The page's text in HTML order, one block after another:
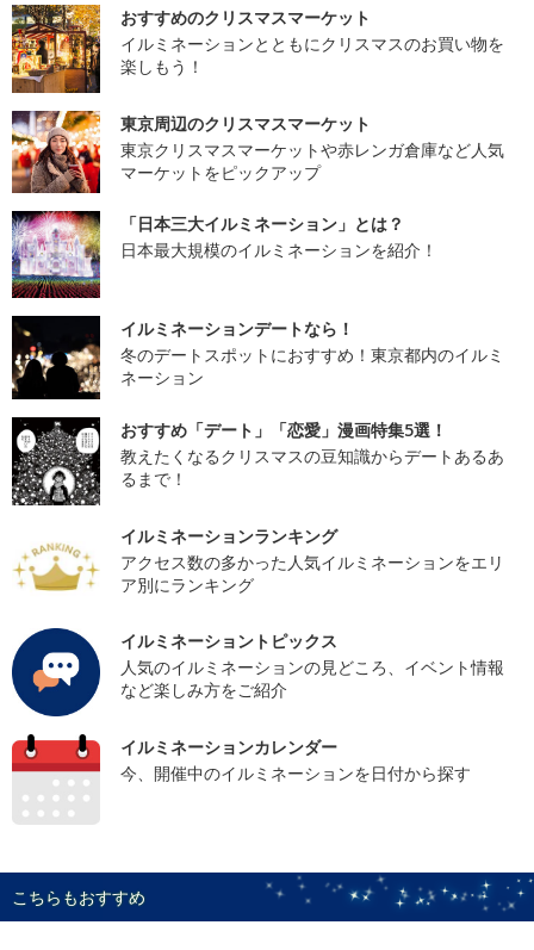
おすすめのクリスマスマーケット
イルミネーションとともにクリスマスのお買い物を
楽しもう！
東京周辺のクリスマスマーケット
東京クリスマスマーケットや赤レンガ倉庫など人気
マーケットをピックアップ
「日本三大イルミネーション」とは？
日本最大規模のイルミネーションを紹介！
イルミネーションデートなら！
冬のデートスポットにおすすめ！東京都内のイルミ
ネーション
おすすめ「デート」「恋愛」漫画特集5選！
教えたくなるクリスマスの豆知識からデートあるあ
るまで！
イルミネーションランキング
アクセス数の多かった人気イルミネーションをエリ
ア別にランキング
イルミネーショントピックス
人気のイルミネーションの見どころ、イベント情報
など楽しみ方をご紹介
イルミネーションカレンダー
今、開催中のイルミネーションを日付から探す
こちらもおすすめ